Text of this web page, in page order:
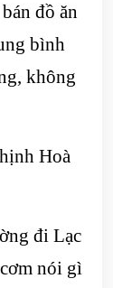
đồ ăn
bình
không
Hoà
đi Lạc
nói gì